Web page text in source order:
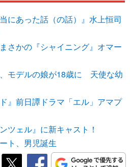
にあった話（の話）』水上恒司
さかの『シャイニング』オマー
モデルの娘が18歳に 天使な幼
』前日譚ドラマ「エル」アマプ
ツェル』に新キャスト！
ト、男児誕生